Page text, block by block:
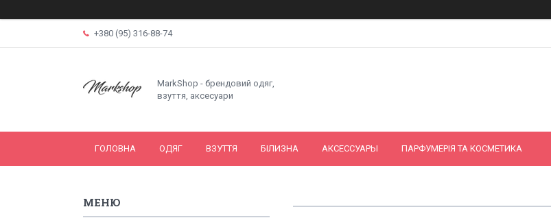
+380 (95) 316-88-74
MarkShop - брендовий одяг,
взуття, аксесуари
ГОЛОВНА ОДЯГ ВЗУТТЯ БІЛИЗНА АКСЕССУАРЫ ПАРФУМЕРІЯ ТА КОСМЕТИКА